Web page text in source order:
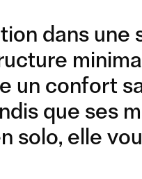
STOOL WITH
CUSHION
dans
un confort
que ses
solo, elle